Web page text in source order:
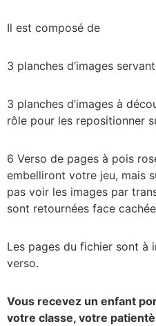
Il est composé de
3 planches d’images
3 planches d’images à
rôle pour les repositionner
6 Verso de pages à pois
embelliront votre jeu, mais
pas voir les images par
sont retournées face cachée
Les pages du fichier sont à
verso.
Vous recevez un enfant
votre classe, votre